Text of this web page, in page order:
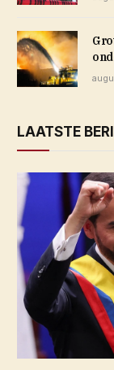
LAATSTE